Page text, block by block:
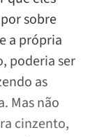
sobre
a própria
poderia ser
as
Mas não
cinzento,